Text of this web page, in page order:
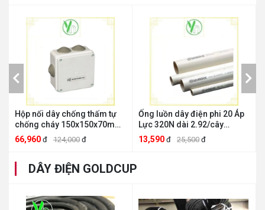
Hộp nối dây chống thấm tự
chống cháy 150x150x70mm
E265/3GY Sino - Vanlock
E265/3GY
66,960 đ 124,000 đ
Ống luồn dây điện phi 20 Áp
Lực 320N dài 2.92/cây
VL9020 Sino Sino - Vanlock
VL9020
13,590 đ 25,500 đ
DÂY ĐIỆN GOLDCUP